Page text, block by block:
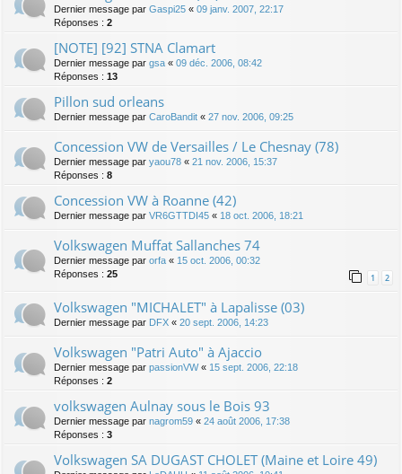
Dernier message par Gaspi25 « 09 janv. 2007, 22:17
Réponses : 2
[NOTE] [92] STNA Clamart
Dernier message par gsa « 09 déc. 2006, 08:42
Réponses : 13
Pillon sud orleans
Dernier message par CaroBandit « 27 nov. 2006, 09:25
Concession VW de Versailles / Le Chesnay (78)
Dernier message par yaou78 « 21 nov. 2006, 15:37
Réponses : 8
Concession VW à Roanne (42)
Dernier message par VR6GTTDI45 « 18 oct. 2006, 18:21
Volkswagen Muffat Sallanches 74
Dernier message par orfa « 15 oct. 2006, 00:32
Réponses : 25 1 2
Volkswagen "MICHALET" à Lapalisse (03)
Dernier message par DFX « 20 sept. 2006, 14:23
Volkswagen "Patri Auto" à Ajaccio
Dernier message par passionVW« 15 sept. 2006, 22:18
Réponses : 2
volkswagen Aulnay sous le Bois 93
Dernier message par nagrom59 « 24 août 2006, 17:38
Réponses : 3
Volkswagen SA DUGAST CHOLET (Maine et Loire 49)